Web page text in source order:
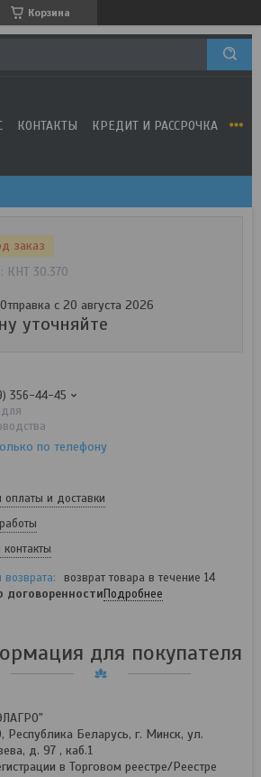
Корзина
КОНТАКТЫ КРЕДИТ И РАССРОЧКА
заказ
КНТ 30.370
Отправка с 20 августа 2026
уточняйте
356-44-45
по телефону
оплаты и доставки
возврат товара в течение 14
договоренностиПодробнее
для покупателя
Республика Беларусь, г. Минск, ул.
д. 97 , каб.1
в Торговом реестре/Реестре